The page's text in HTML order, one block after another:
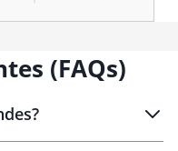
(FAQs)